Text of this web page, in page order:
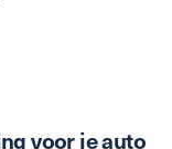
voor je auto